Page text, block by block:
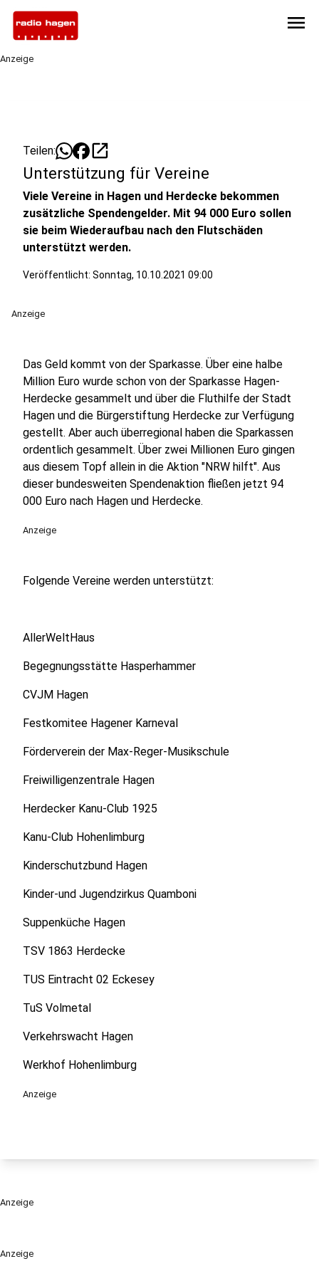
menu
Anzeige
Anzeige
Teilen: open_in_new
Unterstützung für Vereine
Viele Vereine in Hagen und Herdecke bekommen
zusätzliche Spendengelder. Mit 94 000 Euro sollen
sie beim Wiederaufbau nach den Flutschäden
unterstützt werden.
Veröffentlicht: Sonntag, 10.10.2021 09:00
Anzeige
Das Geld kommt von der Sparkasse. Über eine halbe
Million Euro wurde schon von der Sparkasse Hagen-
Herdecke gesammelt und über die Fluthilfe der Stadt
Hagen und die Bürgerstiftung Herdecke zur Verfügung
gestellt. Aber auch überregional haben die Sparkassen
ordentlich gesammelt. Über zwei Millionen Euro gingen
aus diesem Topf allein in die Aktion "NRW hilft". Aus
dieser bundesweiten Spendenaktion fließen jetzt 94
000 Euro nach Hagen und Herdecke.
Anzeige
Folgende Vereine werden unterstützt:
AllerWeltHaus
Begegnungsstätte Hasperhammer
CVJM Hagen
Festkomitee Hagener Karneval
Förderverein der Max-Reger-Musikschule
Freiwilligenzentrale Hagen
Herdecker Kanu-Club 1925
Kanu-Club Hohenlimburg
Kinderschutzbund Hagen
Kinder-und Jugendzirkus Quamboni
Suppenküche Hagen
TSV 1863 Herdecke
TUS Eintracht 02 Eckesey
TuS Volmetal
Verkehrswacht Hagen
Werkhof Hohenlimburg
Anzeige
Anzeige